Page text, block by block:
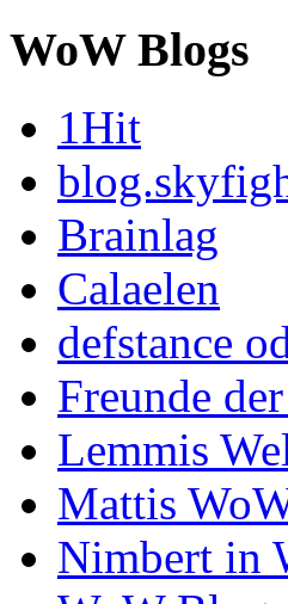
WoW Blogs
1Hit
Brainlag
Calaelen
defstance
Freunde
Lemmis
Mattis
Nimbert in